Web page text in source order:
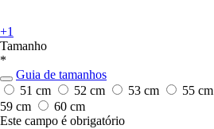
+1
Tamanho
*
Guia de tamanhos
51 cm
52 cm 53 cm 55 cm
59 cm
60 cm
Este campo é obrigatório